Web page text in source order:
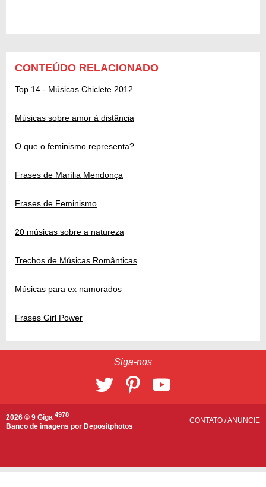
CONTEÚDO RELACIONADO
Top 14 - Músicas Chiclete 2012
Músicas sobre amor à distância
O que o feminismo representa?
Frases de Marília Mendonça
Frases de Feminismo
20 músicas sobre a natureza
Trechos de Músicas Românticas
Músicas para ex namorados
Frases Girl Power
Siga-nos
2026 © 9 Giga 4978
Banco de imagens por Depositphotos
CONTATO /ANUNCIE